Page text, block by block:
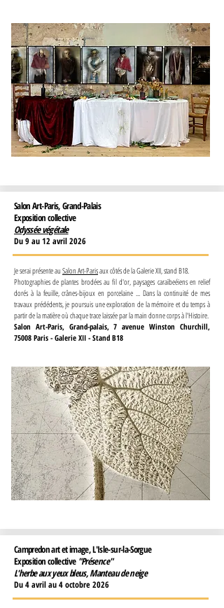
Salon Art-Paris, Grand-Palais
Exposition collective
Odyssée végétale
Du 9 au 12 avril 2026
Je serai présente au Salon Art-Parisaux côtés de la Galerie XII, stand B18.
Photographies de plantes brodées au fil d'or, paysages caraïbeéiens en relief
dorés à la feuille, crânes-bijoux en porcelaine ... Dans la continuité de mes
travaux prédédents, je poursuis une exploration de la mémoire et du temps à
partir de la matière où chaque trace laissée par la main donne corps à l'Histoire.
Salon Art-Paris, Grand-palais, 7 avenue Winston Churchill,
75008 Paris - Galerie XII - Stand B18
Campredon art et image, L'Isle-sur-la-Sorgue
Exposition collective "Présence"
L'herbe aux yeux bleus, Manteau de neige
Du 4 avril au 4 octobre 2026